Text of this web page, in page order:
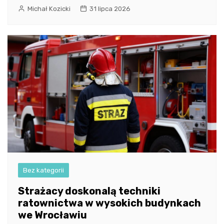
Michał Kozicki 31 lipca 2026
Bez kategorii
Strażacy doskonalą techniki
ratownictwa w wysokich budynkach
we Wrocławiu